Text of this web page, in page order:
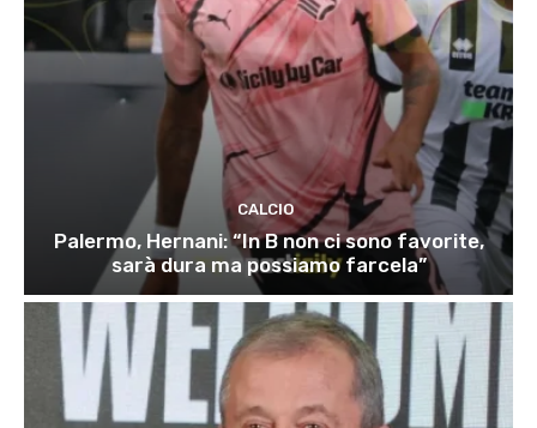
CALCIO
Palermo, Hernani: “In B non ci sono favorite,
sarà dura ma possiamo farcela”